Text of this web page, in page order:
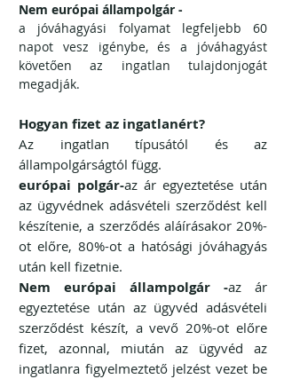
Nem európai állampolgár -
a jóváhagyási folyamat legfeljebb 60
napot vesz igénybe, és a jóváhagyást
követően az ingatlan tulajdonjogát
megadják.
Hogyan fizet az ingatlanért?
Az ingatlan típusától és az
állampolgárságtól függ.
európai polgár-az ár egyeztetése után
az ügyvédnek adásvételi szerződést kell
készítenie, a szerződés aláírásakor 20%-
ot előre, 80%-ot a hatósági jóváhagyás
után kell fizetnie.
Nem európai állampolgár -az ár
egyeztetése után az ügyvéd adásvételi
szerződést készít, a vevő 20%-ot előre
fizet, azonnal, miután az ügyvéd az
ingatlanra figyelmeztető jelzést vezet be